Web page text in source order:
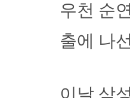
우천 순
출에 나
이날 삼